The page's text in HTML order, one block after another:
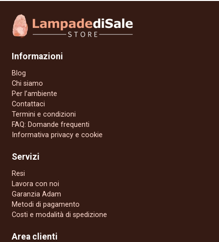
Informazioni
Blog
Chi siamo
Per l’ambiente
Contattaci
Termini e condizioni
FAQ: Domande frequenti
Informativa privacy e cookie
Servizi
Resi
Lavora con noi
Garanzia Adam
Metodi di pagamento
Costi e modalità di spedizione
Area clienti